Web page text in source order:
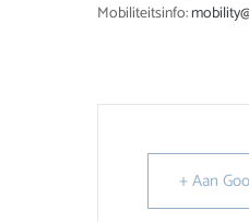
Mobiliteitsinfo:
+ Aan